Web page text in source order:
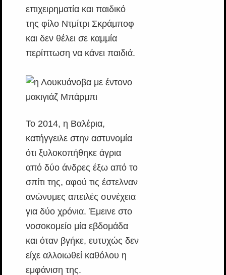
επιχειρηματία και παιδικό
της φίλο Ντμίτρι Σκράμποφ
και δεν θέλει σε καμμία
περίπτωση να κάνει παιδιά.
Το 2014, η Βαλέρια,
κατήγγειλε στην αστυνομία
ότι ξυλοκοπήθηκε άγρια
από δύο άνδρες έξω από το
σπίτι της, αφού τις έστελναν
ανώνυμες απειλές συνέχεια
για δύο χρόνια. Έμεινε στο
νοσοκομείο μία εβδομάδα
και όταν βγήκε, ευτυχώς δεν
είχε αλλοιωθεί καθόλου η
εμφάνιση της.